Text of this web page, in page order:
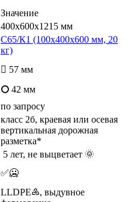
Значение
400х600х1215 мм
С65/К1 (100х400х600 мм, 20
кг)
 57 мм
⭘ 42 мм
по запросу
класс 2б, краевая или осевая
вертикальная дорожная
разметка*
5 лет, не выцветает 🌞
✅🥶
LLDPE♶, выдувное